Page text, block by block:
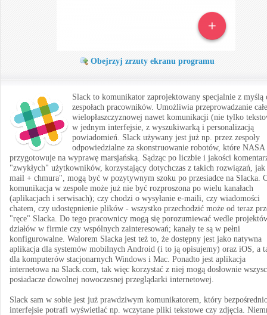
Obejrzyj zrzuty ekranu programu
Slack to komunikator zaprojektowany specjalnie z myślą
zespołach pracowników. Umożliwia przeprowadzanie
wielopłaszczyznowej nawet komunikacji (nie tylko
w jednym interfejsie, z wyszukiwarką i personalizacją
powiadomień. Slack używany jest już np. przez zespoły
odpowiedzialne za skonstruowanie robotów, które NASA
przygotowuje na wyprawę marsjańską. Sądząc po liczbie i jakości
"zwykłych" użytkowników, korzystający dotychczas z takich rozwiązań,
mail + chmura", mogą być w pozytywnym szoku po przesiadce na Slacka.
komunikacja w zespole może już nie być rozproszona po wielu kanałach
(aplikacjach i serwisach); czy chodzi o wysyłanie e-maili, czy wiadomości
chatem, czy udostępnienie plików - wszystko przechodzić może od teraz
"ręce" Slacka. Do tego pracownicy mogą się porozumiewać wedle
działów w firmie czy wspólnych zainteresowań; kanały te są w pełni
konfigurowalne. Walorem Slacka jest też to, że dostępny jest jako natywna
aplikacja dla systemów mobilnych Android (i to ją opisujemy) oraz iOS, a
dla komputerów stacjonarnych Windows i Mac. Ponadto jest aplikacja
internetowa na Slack.com, tak więc korzystać z niej mogą dosłownie
posiadacze dowolnej nowoczesnej przeglądarki internetowej.
Slack sam w sobie jest już prawdziwym komunikatorem, który
interfejsie potrafi wyświetlać np. wczytane pliki tekstowe czy zdjęcia.